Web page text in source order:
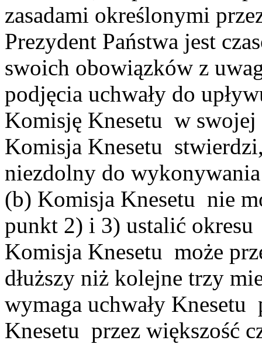
zasadami określonymi
Prezydent Państwa jest
swoich obowiązków z
podjęcia uchwały do
Komisję Knesetu w swojej
Komisja Knesetu
niezdolny do
(b) Komisja Knesetu nie
punkt 2) i 3) ustalić okresu
Komisja Knesetu może
dłuższy niż kolejne trzy
wymaga uchwały
Knesetu przez większość